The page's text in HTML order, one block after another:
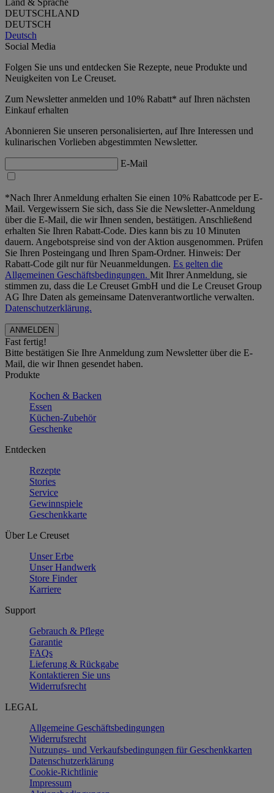
Land & Sprache
DEUTSCHLAND
DEUTSCH
Deutsch
Social Media
Folgen Sie uns und entdecken Sie Rezepte, neue Produkte und
Neuigkeiten von Le Creuset.
Zum Newsletter anmelden und 10% Rabatt* auf Ihren nächsten
Einkauf erhalten
Abonnieren Sie unseren personalisierten, auf Ihre Interessen und
kulinarischen Vorlieben abgestimmten Newsletter.
E-Mail
*Nach Ihrer Anmeldung erhalten Sie einen 10% Rabattcode per E-
Mail. Vergewissern Sie sich, dass Sie die Newsletter-Anmeldung
über die E-Mail, die wir Ihnen senden, bestätigen. Anschließend
erhalten Sie Ihren Rabatt-Code. Dies kann bis zu 10 Minuten
dauern. Angebotspreise sind von der Aktion ausgenommen. Prüfen
Sie Ihren Posteingang und Ihren Spam-Ordner. Hinweis: Der
Rabatt-Code gilt nur für Neuanmeldungen. Es gelten die
Allgemeinen Geschäftsbedingungen. Mit Ihrer Anmeldung, sie
stimmen zu, dass die Le Creuset GmbH und die Le Creuset Group
AG Ihre Daten als gemeinsame Datenverantwortliche verwalten.
Datenschutzerklärung.
Fast fertig!
Bitte bestätigen Sie Ihre Anmeldung zum Newsletter über die E-
Mail, die wir Ihnen gesendet haben.
Produkte
Kochen & Backen
Essen
Küchen-Zubehör
Geschenke
Entdecken
Rezepte
Stories
Service
Gewinnspiele
Geschenkkarte
Über Le Creuset
Unser Erbe
Unser Handwerk
Store Finder
Karriere
Support
Gebrauch & Pflege
Garantie
FAQs
Lieferung & Rückgabe
Kontaktieren Sie uns
Widerrufsrecht
LEGAL
Allgemeine Geschäftsbedingungen
Widerrufsrecht
Nutzungs- und Verkaufsbedingungen für Geschenkkarten
Datenschutzerklärung
Cookie-Richtlinie
Impressum